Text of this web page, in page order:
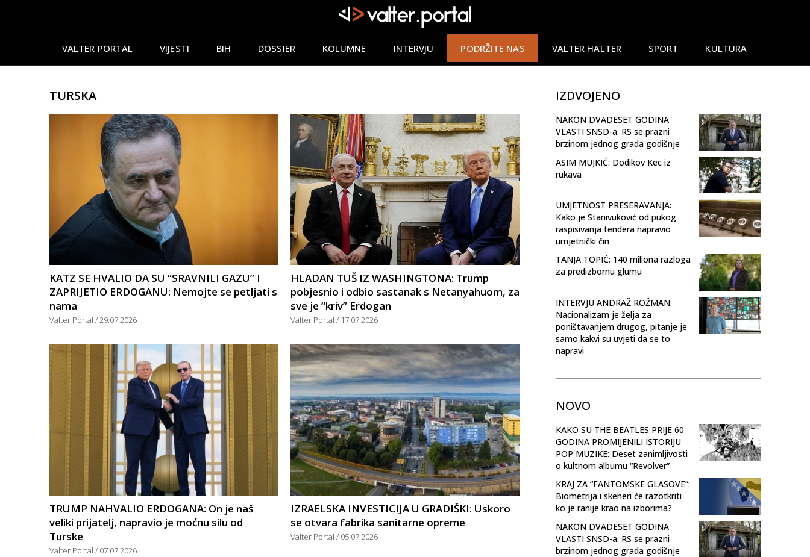
VALTER PORTAL VIJESTI BIH DOSSIER KOLUMNE INTERVJU PODRŽITE NAS VALTER HALTER SPORT KULTURA
TURSKA
KATZ SE HVALIO DA SU “SRAVNILI GAZU” I
ZAPRIJETIO ERDOGANU: Nemojte se petljati s
nama
Valter Portal 29.07.2026
HLADAN TUŠ IZ WASHINGTONA: Trump
pobjesnio i odbio sastanak s Netanyahuom, za
sve je “kriv” Erdogan
Valter Portal 17.07.2026
TRUMP NAHVALIO ERDOGANA: On je naš
veliki prijatelj, napravio je moćnu silu od
Turske
Valter Portal 07.07.2026
IZRAELSKA INVESTICIJA U GRADIŠKI: Uskoro
se otvara fabrika sanitarne opreme
Valter Portal 05.07.2026
IZDVOJENO
NAKON DVADESET GODINA
VLASTI SNSD-a: RS se prazni
brzinom jednog grada godišnje
ASIM MUJKIĆ: Dodikov Kec iz
rukava
UMJETNOST PRESERAVANJA:
Kako je Stanivuković od pukog
raspisivanja tendera napravio
umjetnički čin
TANJA TOPIĆ: 140 miliona razloga
za predizbornu glumu
INTERVJU ANDRAŽ ROŽMAN:
Nacionalizam je želja za
poništavanjem drugog, pitanje je
samo kakvi su uvjeti da se to
napravi
NOVO
KAKO SU THE BEATLES PRIJE 60
GODINA PROMIJENILI ISTORIJU
POP MUZIKE: Deset zanimljivosti
o kultnom albumu “Revolver”
KRAJ ZA “FANTOMSKE GLASOVE”:
Biometrija i skeneri će razotkriti
ko je ranije krao na izborima?
NAKON DVADESET GODINA
VLASTI SNSD-a: RS se prazni
brzinom jednog grada godišnje